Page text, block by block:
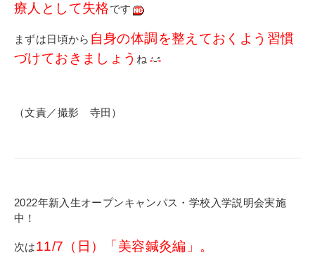
療人として失格です
まずは日頃から 自身の体調を整えておくよう習慣
づけておきましょう ね
（文責／撮影 寺田）
2022年新入生オープンキャンパス・学校入学説明会実施
中！
次は11/7（日）「美容鍼灸編」 。